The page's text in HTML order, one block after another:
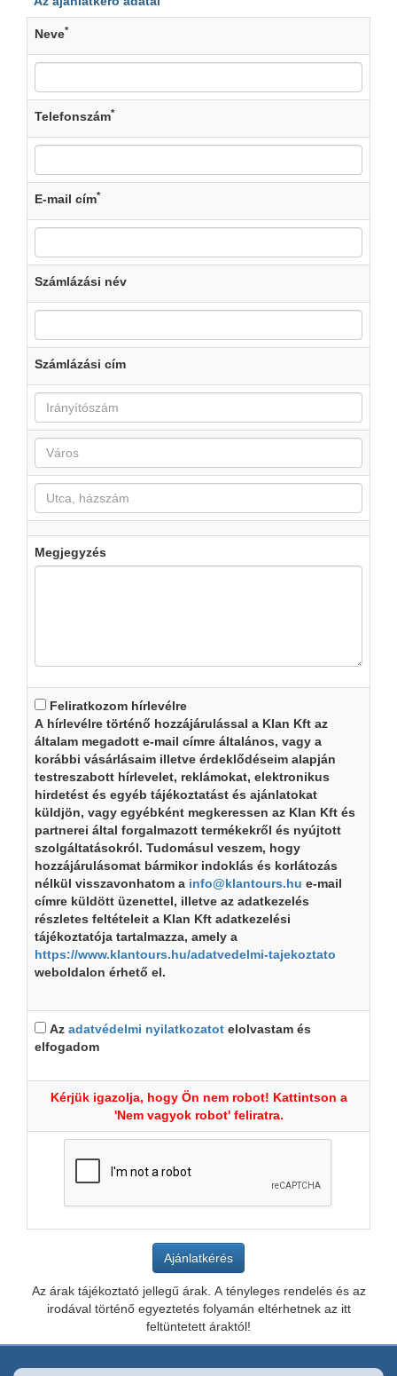
Neve*
Telefonszám*
E-mail cím*
Számlázási név
Számlázási cím
Megjegyzés
Feliratkozom hírlevélre
A hírlevélre történő hozzájárulással a Klan Kft az
általam megadott e-mail címre általános, vagy a
korábbi vásárlásaim illetve érdeklődéseim alapján
testreszabott hírlevelet, reklámokat, elektronikus
hirdetést és egyéb tájékoztatást és ajánlatokat
küldjön, vagy egyébként megkeressen az Klan Kft és
partnerei által forgalmazott termékekről és nyújtott
szolgáltatásokról. Tudomásul veszem, hogy
hozzájárulásomat bármikor indoklás és korlátozás
nélkül visszavonhatom a info@klantours.hu e-mail
címre küldött üzenettel, illetve az adatkezelés
részletes feltételeit a Klan Kft adatkezelési
tájékoztatója tartalmazza, amely a
https://www.klantours.hu/adatvedelmi-tajekoztato
weboldalon érhető el.
Az adatvédelmi nyilatkozatot elolvastam és
elfogadom
Kérjük igazolja, hogy Ön nem robot! Kattintson a
'Nem vagyok robot' feliratra.
Az árak tájékoztató jellegű árak. A tényleges rendelés és az
irodával történő egyeztetés folyamán eltérhetnek az itt
feltüntetett áraktól!